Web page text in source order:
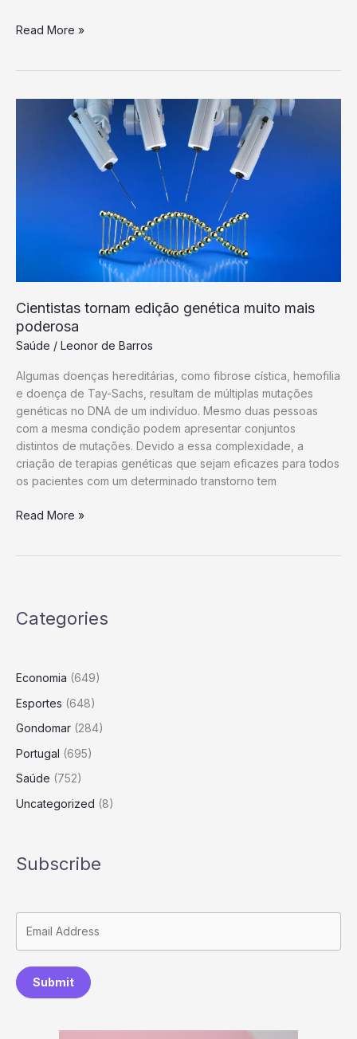
Cientistas
genética
Read More »
Cientistas tornam edição genética muito mais
poderosa
Saúde / Leonor de Barros
Algumas doenças hereditárias, como fibrose cística, hemofilia
e doença de Tay-Sachs, resultam de múltiplas mutações
genéticas no DNA de um indivíduo. Mesmo duas pessoas
com a mesma condição podem apresentar conjuntos
distintos de mutações. Devido a essa complexidade, a
criação de terapias genéticas que sejam eficazes para todos
os pacientes com um determinado transtorno tem
Cientistas
poderosa
Read More »
Categories
Economia (649)
Esportes (648)
Gondomar (284)
Portugal (695)
Saúde (752)
Uncategorized (8)
Subscribe
Submit